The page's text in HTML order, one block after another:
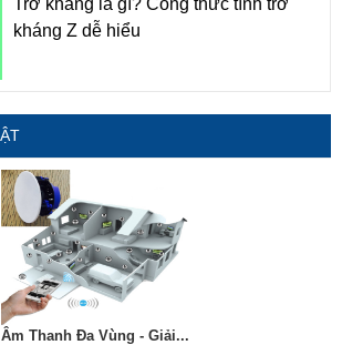
kháng Z dễ hiểu
Âm Thanh Đa Vùng - Giải...